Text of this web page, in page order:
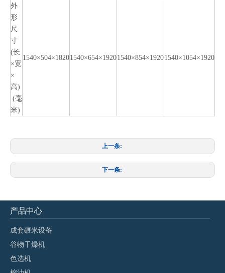
外
形
尺
寸
(长
×宽
×
高)
(毫
米)
1540×504×18201540×654×19201540×854×19201540×1054×1920
上一条:
下一条:
产品中心
成套碾米设备
谷物干燥机
色选机